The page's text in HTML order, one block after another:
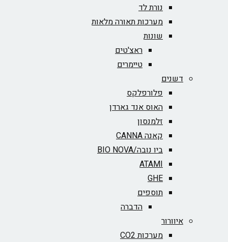
נורת לד
מערכות תאורה מלאות
שונות
ראצ'טים
טיימרים
דשנים
פלורפלקס
האוס אנד גארדן
זלמנסון
קאנה CANNA
ביו נובה/BIO NOVA‏
ATAMI
GHE
תוספים
הדברה
איוורור
מערכות CO2